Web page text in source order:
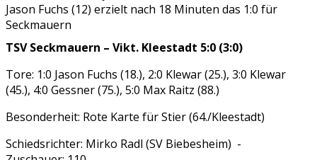
Jason Fuchs (12) erzielt nach 18 Minuten das 1:0 für
Seckmauern
TSV Seckmauern – Vikt. Kleestadt 5:0 (3:0)
Tore: 1:0 Jason Fuchs (18.), 2:0 Klewar (25.), 3:0 Klewar
(45.), 4:0 Gessner (75.), 5:0 Max Raitz (88.)
Besonderheit: Rote Karte für Stier (64./Kleestadt)
Schiedsrichter: Mirko Radl (SV Biebesheim) -